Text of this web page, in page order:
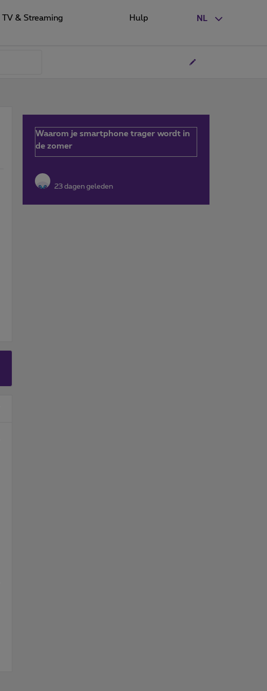
NL
TV & Streaming Hulp
Waarom je smartphone trager wordt in
de zomer
23 dagen geleden